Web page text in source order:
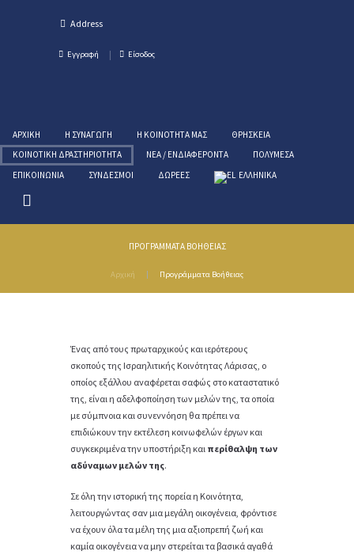
Εγγραφή Είσοδος
ΑΡΧΙΚΉ Η ΣΥΝΑΓΩΓΉ Η ΚΟΙΝΌΤΗΤΑ ΜΑΣ
ΘΡΗΣΚΕΊΑ
ΚΟΙΝΟΤΙΚΉ ΔΡΑΣΤΗΡΙΌΤΗΤΑ
ΝΈΑ / ΕΝΔΙΑΦΈΡΟΝΤΑ
ΠΟΛΥΜΈΣΑ
ΕΠΙΚΟΙΝΩΝΊΑ
ΣΎΝΔΕΣΜΟΙ ΔΩΡΕΈΣ ΕΛΛΗΝΙΚΑ
ΠΡΟΓΡΆΜΜΑΤΑ ΒΟΉΘΕΙΑΣ
Αρχική Προγράμματα Βοήθειας
Ένας από τους πρωταρχικούς και ιερότερους
σκοπούς της Ισραηλιτικής Κοινότητας Λάρισας, ο
οποίος εξάλλου αναφέρεται σαφώς στο καταστατικό
της, είναι η αδελφοποίηση των μελών της, τα οποία
με σύμπνοια και συνεννόηση θα πρέπει να
επιδιώκουν την εκτέλεση κοινωφελών έργων και
συγκεκριμένα την υποστήριξη και περίθαλψη των
αδύναμων μελών της.
Σε όλη την ιστορική της πορεία η Κοινότητα,
λειτουργώντας σαν μια μεγάλη οικογένεια, φρόντισε
να έχουν όλα τα μέλη της μια αξιοπρεπή ζωή και
καμία οικογένεια να μην στερείται τα βασικά αγαθά